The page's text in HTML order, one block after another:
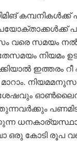
വരെ സമയം
നിയമം
ഇത്തരം
ശേഷവും
ഒരു കോടി രൂപ